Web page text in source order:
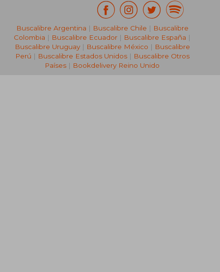
Buscalibre Argentina | Buscalibre Chile | Buscalibre
Colombia | Buscalibre Ecuador | Buscalibre España |
Buscalibre Uruguay| Buscalibre México | Buscalibre
Perú | Buscalibre Estados Unidos| Buscalibre Otros
Países | Bookdelivery Reino Unido